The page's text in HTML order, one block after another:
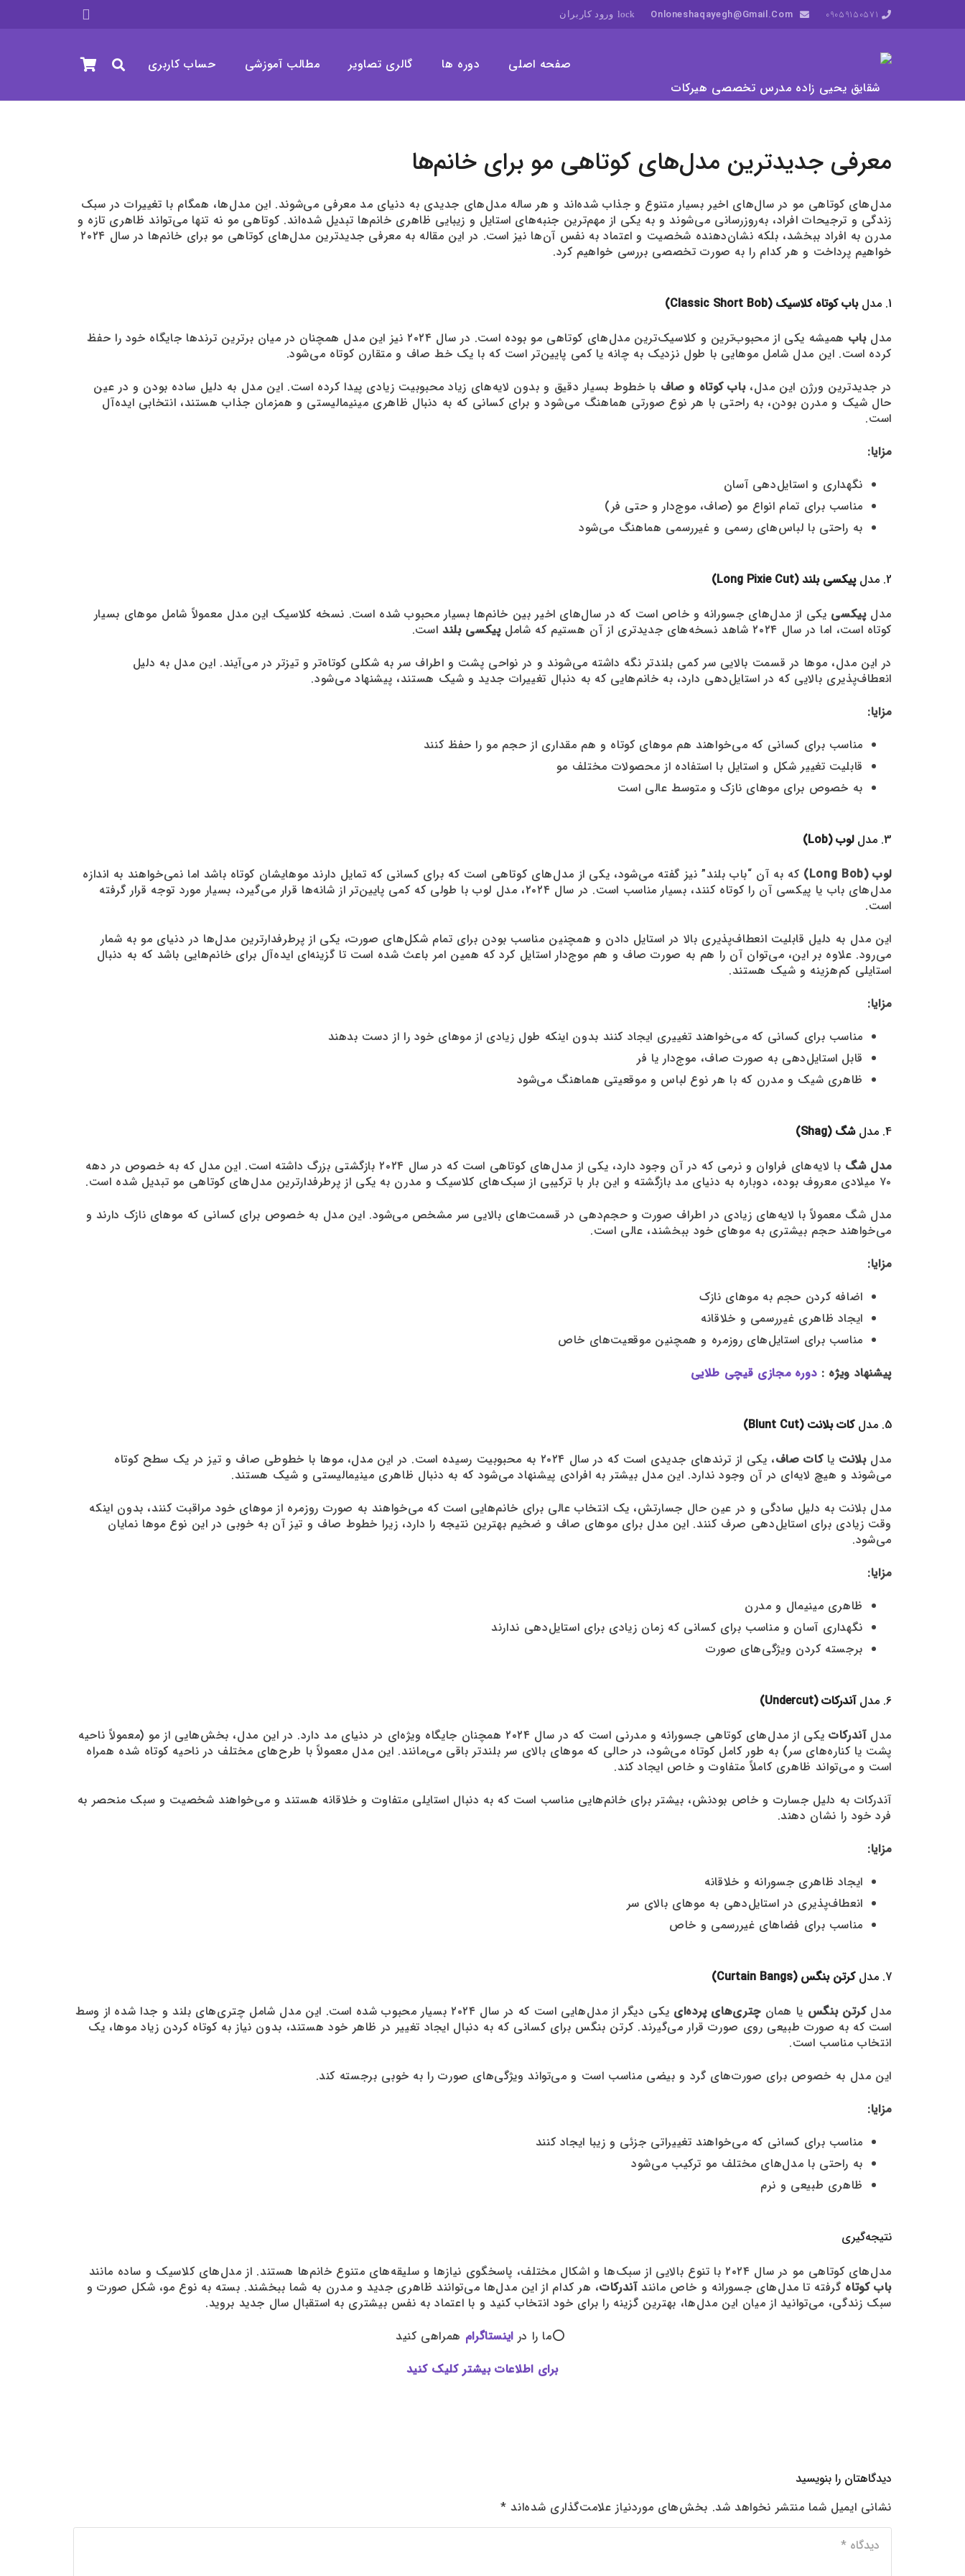
09059150571
lock ورود کاربران
صفحه اصلی دوره ها گالری تصاویر مطالب آموزشی حساب کاربری
معرفی جدیدترین مدل‌های کوتاهی مو برای خانم‌ها
مدل‌های کوتاهی مو در سال‌های اخیر بسیار متنوع و جذاب شده‌اند و هر ساله مدل‌های جدیدی به دنیای مد معرفی می‌شوند. این مدل‌ها، همگام با تغییرات در سبک
زندگی و ترجیحات افراد، به‌روزرسانی می‌شوند و به یکی از مهم‌ترین جنبه‌های استایل و زیبایی ظاهری خانم‌ها تبدیل شده‌اند. کوتاهی مو نه تنها می‌تواند ظاهری تازه و
مدرن به افراد ببخشد، بلکه نشان‌دهنده شخصیت و اعتماد به نفس آن‌ها نیز است. در این مقاله به معرفی جدیدترین مدل‌های کوتاهی مو برای خانم‌ها در سال ۲۰۲۴
خواهیم پرداخت و هر کدام را به صورت تخصصی بررسی خواهیم کرد.
1. مدل
باب کوتاه کلاسیک (Classic Short Bob)
مدلباب
همیشه یکی از محبوب‌ترین و کلاسیک‌ترین مدل‌های کوتاهی مو بوده است. در سال ۲۰۲۴ نیز این مدل همچنان در میان برترین ترندها جایگاه خود را حفظ
کرده است. این مدل شامل موهایی با طول نزدیک به چانه یا کمی پایین‌تر است که با یک خط صاف و متقارن کوتاه می‌شود.
در جدیدترین ورژن این مدل،باب کوتاه و صاف با خطوط بسیار دقیق و بدون لایه‌های زیاد محبوبیت زیادی پیدا کرده است. این مدل به دلیل ساده بودن و در عین
حال شیک و مدرن بودن، به راحتی با هر نوع صورتی هماهنگ می‌شود و برای کسانی که به دنبال ظاهری مینیمالیستی و همزمان جذاب هستند، انتخابی ایده‌آل
است.
مزایا:
نگهداری و استایل‌دهی آسان
مناسب برای تمام انواع مو (صاف، موج‌دار و حتی فر)
به راحتی با لباس‌های رسمی و غیررسمی هماهنگ می‌شود
2. مدل
پیکسی بلند (Long Pixie Cut)
مدلپیکسی یکی از مدل‌های جسورانه و خاص است که در سال‌های اخیر بین خانم‌ها بسیار محبوب شده است. نسخه کلاسیک این مدل معمولاً شامل موهای بسیار
کوتاه است، اما در سال ۲۰۲۴ شاهد نسخه‌های جدیدتری از آن هستیم که شامل
پیکسی بلنداست.
در این مدل، موها در قسمت بالایی سر کمی بلندتر نگه داشته می‌شوند و در نواحی پشت و اطراف سر به شکلی کوتاه‌تر و تیزتر در می‌آیند. این مدل به دلیل
انعطاف‌پذیری بالایی که در استایل‌دهی دارد، به خانم‌هایی که به دنبال تغییرات جدید و شیک هستند، پیشنهاد می‌شود.
مزایا:
مناسب برای کسانی که می‌خواهند هم موهای کوتاه و هم مقداری از حجم مو را حفظ کنند
قابلیت تغییر شکل و استایل با استفاده از محصولات مختلف مو
به خصوص برای موهای نازک و متوسط عالی است
3. مدل
لوب (Lob)
لوب (Long Bob)
که به آن “باب بلند” نیز گفته می‌شود، یکی از مدل‌های کوتاهی است که برای کسانی که تمایل دارند موهایشان کوتاه باشد اما نمی‌خواهند به اندازه
مدل‌های باب یا پیکسی آن را کوتاه کنند، بسیار مناسب است. در سال ۲۰۲۴، مدل لوب با طولی که کمی پایین‌تر از شانه‌ها قرار می‌گیرد، بسیار مورد توجه قرار گرفته
است.
این مدل به دلیل قابلیت انعطاف‌پذیری بالا در استایل دادن و همچنین مناسب بودن برای تمام شکل‌های صورت، یکی از پرطرفدارترین مدل‌ها در دنیای مو به شمار
می‌رود. علاوه بر این، می‌توان آن را هم به صورت صاف و هم موج‌دار استایل کرد که همین امر باعث شده است تا گزینه‌ای ایده‌آل برای خانم‌هایی باشد که به دنبال
استایلی کم‌هزینه و شیک هستند.
مزایا:
مناسب برای کسانی که می‌خواهند تغییری ایجاد کنند بدون اینکه طول زیادی از موهای خود را از دست بدهند
قابل استایل‌دهی به صورت صاف، موج‌دار یا فر
ظاهری شیک و مدرن که با هر نوع لباس و موقعیتی هماهنگ می‌شود
4. مدل
شگ (Shag)
مدل شگ
با لایه‌های فراوان و نرمی که در آن وجود دارد، یکی از مدل‌های کوتاهی است که در سال ۲۰۲۴ بازگشتی بزرگ داشته است. این مدل که به خصوص در دهه
۷۰ میلادی معروف بوده، دوباره به دنیای مد بازگشته و این بار با ترکیبی از سبک‌های کلاسیک و مدرن به یکی از پرطرفدارترین مدل‌های کوتاهی مو تبدیل شده است.
مدل شگ معمولاً با لایه‌های زیادی در اطراف صورت و حجم‌دهی در قسمت‌های بالایی سر مشخص می‌شود. این مدل به خصوص برای کسانی که موهای نازک دارند و
می‌خواهند حجم بیشتری به موهای خود ببخشند، عالی است.
مزایا:
اضافه کردن حجم به موهای نازک
ایجاد ظاهری غیررسمی و خلاقانه
مناسب برای استایل‌های روزمره و همچنین موقعیت‌های خاص
پیشنهاد ویژه : دوره مجازی قیچی طلایی
5. مدل
کات بلانت (Blunt Cut)
مدلبلانت یاکات صاف
، یکی از ترندهای جدیدی است که در سال ۲۰۲۴ به محبوبیت رسیده است. در این مدل، موها با خطوطی صاف و تیز در یک سطح کوتاه
می‌شوند و هیچ لایه‌ای در آن وجود ندارد. این مدل بیشتر به افرادی پیشنهاد می‌شود که به دنبال ظاهری مینیمالیستی و شیک هستند.
مدل بلانت به دلیل سادگی و در عین حال جسارتش، یک انتخاب عالی برای خانم‌هایی است که می‌خواهند به صورت روزمره از موهای خود مراقبت کنند، بدون اینکه
وقت زیادی برای استایل‌دهی صرف کنند. این مدل برای موهای صاف و ضخیم بهترین نتیجه را دارد، زیرا خطوط صاف و تیز آن به خوبی در این نوع موها نمایان
می‌شود.
مزایا:
ظاهری مینیمال و مدرن
نگهداری آسان و مناسب برای کسانی که زمان زیادی برای استایل‌دهی ندارند
برجسته کردن ویژگی‌های صورت
6. مدل
آندرکات (Undercut)
مدلآندرکات
یکی از مدل‌های کوتاهی جسورانه و مدرنی است که در سال ۲۰۲۴ همچنان جایگاه ویژه‌ای در دنیای مد دارد. در این مدل، بخش‌هایی از مو (معمولاً ناحیه
پشت یا کناره‌های سر) به طور کامل کوتاه می‌شود، در حالی که موهای بالای سر بلندتر باقی می‌مانند. این مدل معمولاً با طرح‌های مختلف در ناحیه کوتاه شده همراه
است و می‌تواند ظاهری کاملاً متفاوت و خاص ایجاد کند.
آندرکات به دلیل جسارت و خاص بودنش، بیشتر برای خانم‌هایی مناسب است که به دنبال استایلی متفاوت و خلاقانه هستند و می‌خواهند شخصیت و سبک منحصر به
فرد خود را نشان دهند.
مزایا:
ایجاد ظاهری جسورانه و خلاقانه
انعطاف‌پذیری در استایل‌دهی به موهای بالای سر
مناسب برای فضاهای غیررسمی و خاص
7. مدل
کرتن بنگس (Curtain Bangs)
مدلکرتن بنگس یا همانچتری‌های پرده‌ای
یکی دیگر از مدل‌هایی است که در سال ۲۰۲۴ بسیار محبوب شده است. این مدل شامل چتری‌های بلند و جدا شده از وسط
است که به صورت طبیعی روی صورت قرار می‌گیرند. کرتن بنگس برای کسانی که به دنبال ایجاد تغییر در ظاهر خود هستند، بدون نیاز به کوتاه کردن زیاد موها، یک
انتخاب مناسب است.
این مدل به خصوص برای صورت‌های گرد و بیضی مناسب است و می‌تواند ویژگی‌های صورت را به خوبی برجسته کند.
مزایا:
مناسب برای کسانی که می‌خواهند تغییراتی جزئی و زیبا ایجاد کنند
به راحتی با مدل‌های مختلف مو ترکیب می‌شود
ظاهری طبیعی و نرم
نتیجه‌گیری
مدل‌های کوتاهی مو در سال ۲۰۲۴ با تنوع بالایی از سبک‌ها و اشکال مختلف، پاسخگوی نیازها و سلیقه‌های متنوع خانم‌ها هستند. از مدل‌های کلاسیک و ساده مانند
باب کوتاه گرفته تا مدل‌های جسورانه و خاص مانندآندرکات، هر کدام از این مدل‌ها می‌توانند ظاهری جدید و مدرن به شما ببخشند. بسته به نوع مو، شکل صورت و
سبک زندگی، می‌توانید از میان این مدل‌ها، بهترین گزینه را برای خود انتخاب کنید و با اعتماد به نفس بیشتری به استقبال سال جدید بروید.
⭕ما را در اینستاگرام همراهی کنید
برای اطلاعات بیشتر کلیک کنید
دیدگاهتان را بنویسید
نشانی ایمیل شما منتشر نخواهد شد. بخش‌های موردنیاز علامت‌گذاری شده‌اند *